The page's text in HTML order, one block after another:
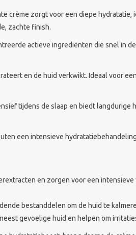
crème zorgt voor een diepe hydratatie,
zachte finish.
actieve ingrediënten die snel in
en de huid verkwikt. Ideaal voor
tijdens de slaap en biedt
een intensieve
en zorgen voor een
bestanddelen om de huid te
gevoelige huid en helpen om